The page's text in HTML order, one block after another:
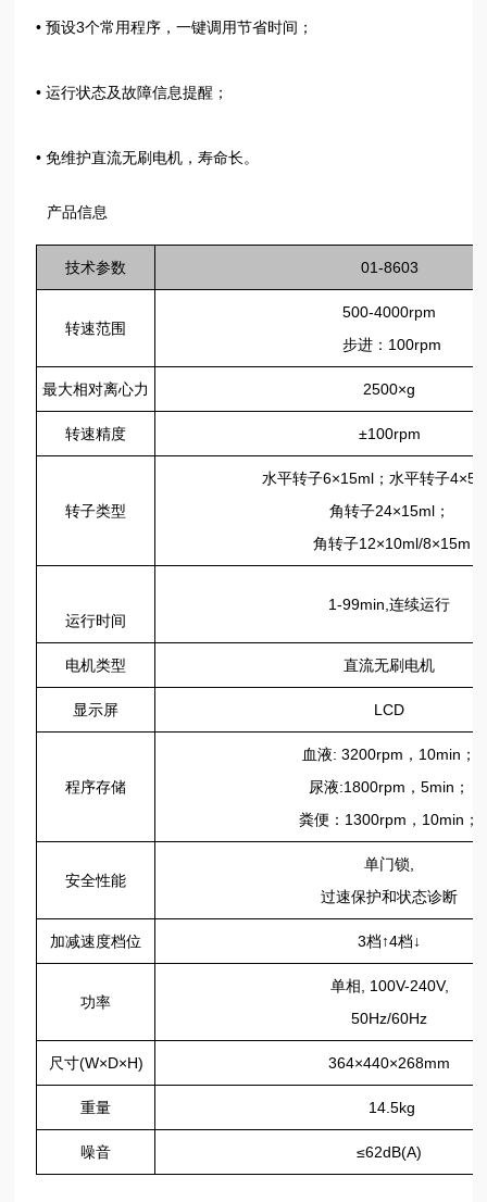
• 预设3个常用程序，一键调用节省时间；
• 运行状态及故障信息提醒；
• 免维护直流无刷电机，寿命长。
产品信息
技术参数 01-8603
转速范围
500-4000rpm
步进：100rpm
最大相对离心力 2500×g
转速精度 ±100rpm
转子类型
水平转子6×15ml；水平转子
角转子24×15ml；
角转子12×10ml/8×15m
运行时间
1-99min,连续运行
电机类型 直流无刷电机
显示屏 LCD
程序存储
血液: 3200rpm，10min；
尿液:1800rpm，5min；
粪便：1300rpm，10min；
安全性能
单门锁,
过速保护和状态诊断
加减速度档位 3档↑4档↓
功率
单相, 100V-240V,
50Hz/60Hz
尺寸(W×D×H) 364×440×268mm
重量 14.5kg
噪音 ≤62dB(A)